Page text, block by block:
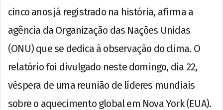
cinco anos já registrado na história, afirma a
agência da Organização das Nações Unidas
(ONU) que se dedica à observação do clima. O
relatório foi divulgado neste domingo, dia 22,
véspera de uma reunião de líderes mundiais
sobre o aquecimento global em Nova York (EUA).